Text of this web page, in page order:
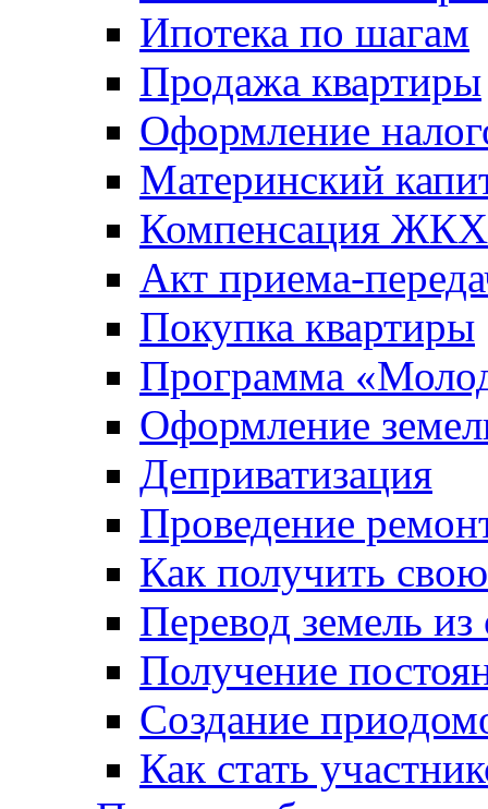
Ипотека по шагам
Продажа квартиры
Оформление
Материнский
Компенсация ЖКХ
Акт приема-
Покупка квартиры
Программа
Оформление
Деприватизация
Проведение
Как получить
Перевод земель
Получение
Создание
Как стать